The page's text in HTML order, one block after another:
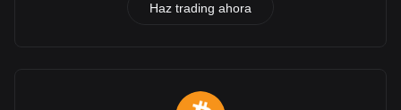
Haz trading ahora